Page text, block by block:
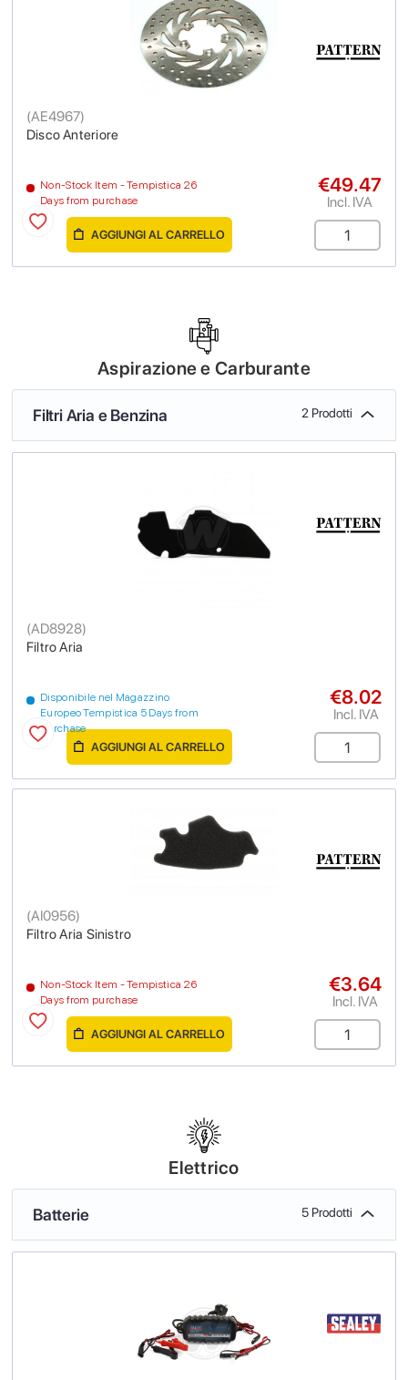
Disco Anteriore
(AE4967)
Non-Stock Item - Tempistica 26
Days from purchase
€49.47
Incl. IVA
AGGIUNGI AL CARRELLO
Aspirazione e Carburante
Filtri Aria e Benzina 2 Prodotti
Filtro Aria
(AD8928)
Disponibile nel Magazzino
Europeo Tempistica 5 Days from
purchase
€8.02
Incl. IVA
AGGIUNGI AL CARRELLO
Filtro Aria Sinistro
(AI0956)
Non-Stock Item - Tempistica 26
Days from purchase
€3.64
Incl. IVA
AGGIUNGI AL CARRELLO
Elettrico
Batterie 5 Prodotti